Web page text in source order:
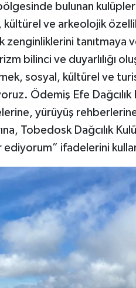
bulunan
kültürel ve arkeolojik
zenginliklerini tanıtmaya
bilinci ve duyarlılığı
sosyal, kültürel ve
Ödemiş Efe Dağcılık
yürüyüş
Tobedosk Dağcılık
ediyorum” ifadelerini